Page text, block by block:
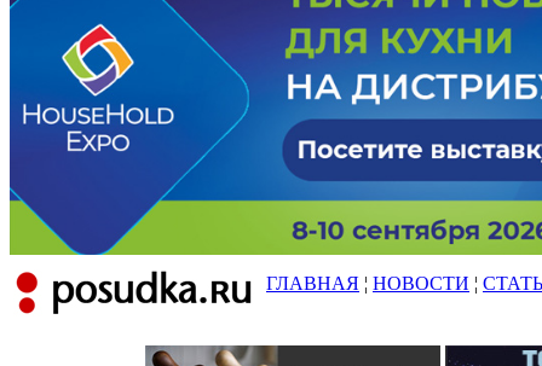
ГЛАВНАЯ ¦ НОВОСТИ ¦